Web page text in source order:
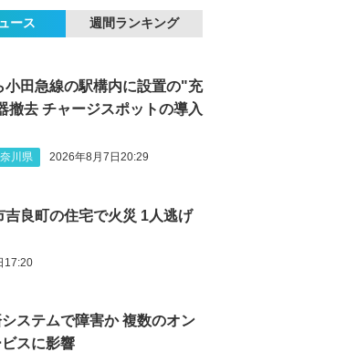
ース 週間ランキング
小田急線の駅構内に設置の"充
撤去 チャージスポットの導入
川県 2026年8月7日20:29
吉良町の住宅で火災 1人逃げ
17:20
ステムで障害か 複数のオン
スに影響